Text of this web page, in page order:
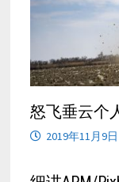
怒飞垂云个
2019年11月9日